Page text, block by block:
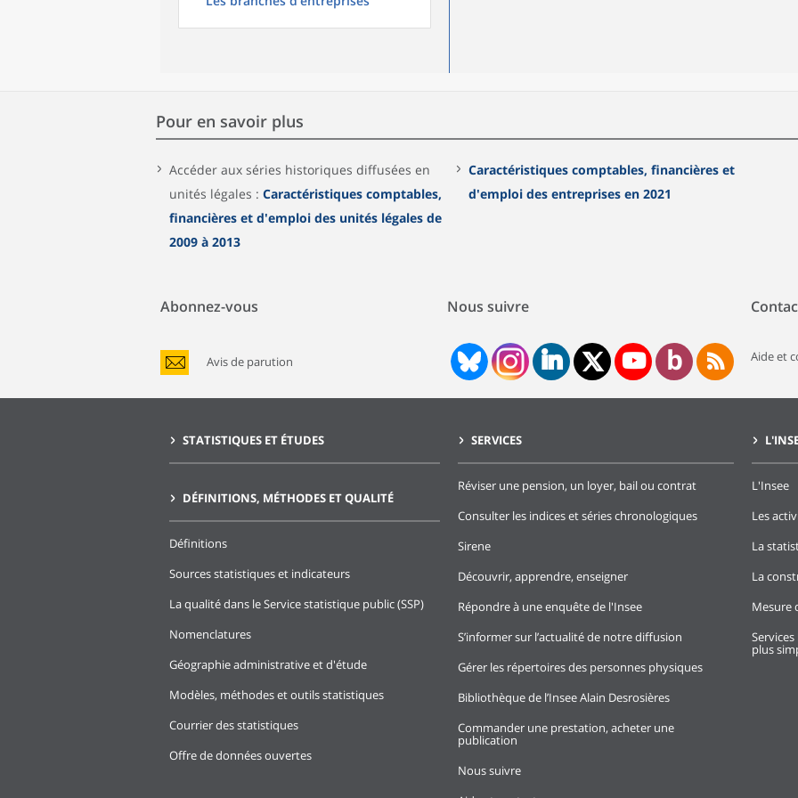
Pour en savoir plus
Accéder aux séries historiques diffusées en
unités légales : Caractéristiques comptables,
financières et d'emploi des unités légales de
2009 à 2013
Caractéristiques comptables, financières et
d'emploi des entreprises en 2021
Abonnez-vous
Avis de parution
Nous suivre
Aide et
STATISTIQUES ET ÉTUDES
DÉFINITIONS, MÉTHODES ET QUALITÉ
Définitions
Sources statistiques et indicateurs
La qualité dans le Service statistique public (SSP)
Nomenclatures
Géographie administrative et d'étude
Modèles, méthodes et outils statistiques
Courrier des statistiques
Offre de données ouvertes
SERVICES
Réviser une pension, un loyer, bail ou contrat
Consulter les indices et séries chronologiques
Sirene
Découvrir, apprendre, enseigner
Répondre à une enquête de l'Insee
S’informer sur l’actualité de notre diffusion
Gérer les répertoires des personnes physiques
Bibliothèque de l’Insee Alain Desrosières
Commander une prestation, acheter une
publication
Nous suivre
L'Insee
Les
La
La
Mesure
plus